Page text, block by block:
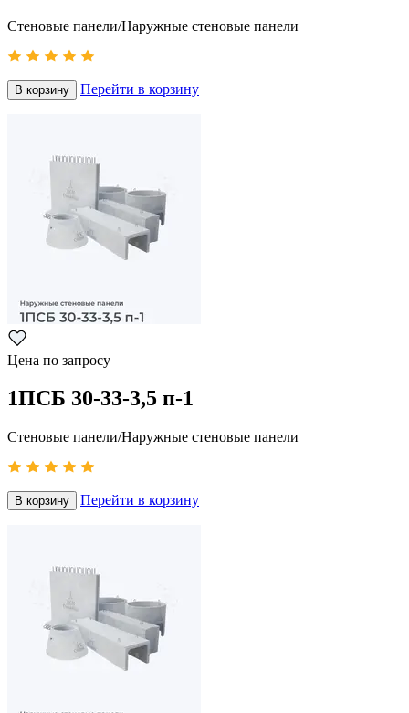
Стеновые панели/Наружные стеновые панели
В корзину Перейти в корзину
Цена по запросу
1ПСБ 30-33-3,5 п-1
Стеновые панели/Наружные стеновые панели
В корзину Перейти в корзину